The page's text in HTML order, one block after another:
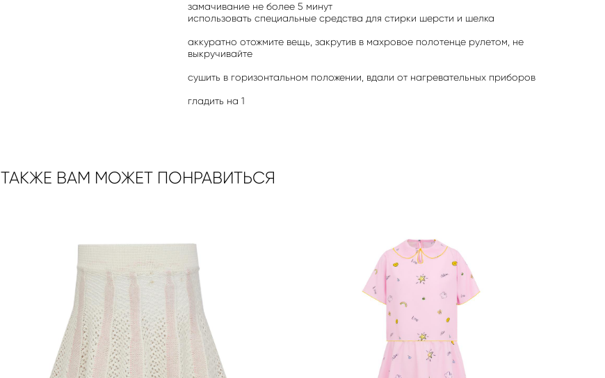
замачивание не более 5 минут
использовать специальные средства для стирки шерсти и шелка
аккуратно отожмите вещь, закрутив в махровое полотенце рулетом, не
выкручивайте
сушить в горизонтальном положении, вдали от нагревательных приборов
гладить на 1
ТАКЖЕ ВАМ МОЖЕТ ПОНРАВИТЬСЯ